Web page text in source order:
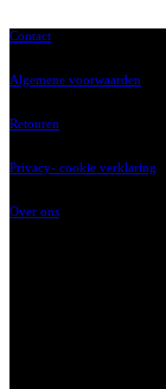
Contact
Algemene voorwaarden
Retouren
Privacy- cookie verklaring
Over ons